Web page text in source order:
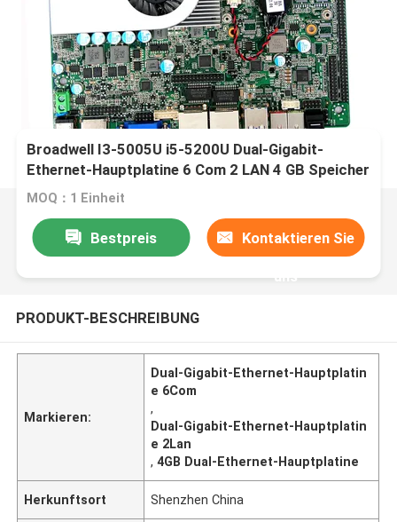
Broadwell I3-5005U i5-5200U Dual-Gigabit-
Ethernet-Hauptplatine 6 Com 2 LAN 4 GB Speicher
MOQ：1 Einheit
Bestpreis Kontaktieren Sie
uns
PRODUKT-BESCHREIBUNG
Markieren:
Dual-Gigabit-Ethernet-Hauptplatin
e 6Com
,
Dual-Gigabit-Ethernet-Hauptplatin
e 2Lan
,4GB Dual-Ethernet-Hauptplatine
Herkunftsort Shenzhen China